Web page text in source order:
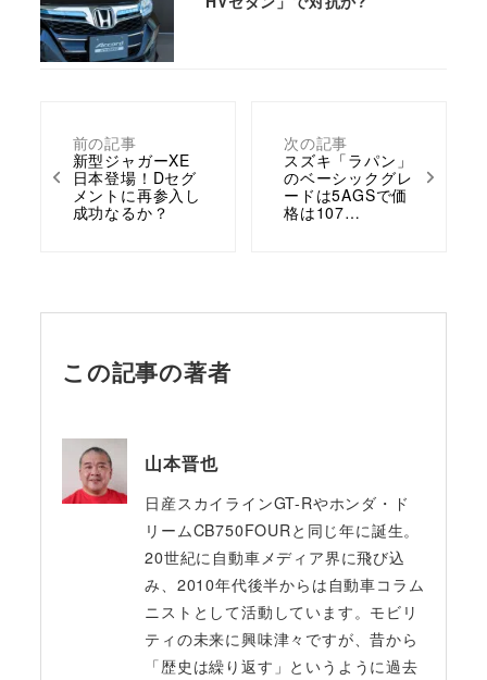
前の記事
新型ジャガーXE
日本登場！Dセグ
メントに再参入し
成功なるか？
次の記事
スズキ「ラパン」
のベーシックグレ
ードは5AGSで価
格は107…
この記事の著者
山本晋也
日産スカイラインGT-Rやホンダ・ド
リームCB750FOURと同じ年に誕生。
20世紀に自動車メディア界に飛び込
み、2010年代後半からは自動車コラム
ニストとして活動しています。モビリ
ティの未来に興味津々ですが、昔から
「歴史は繰り返す」というように過去